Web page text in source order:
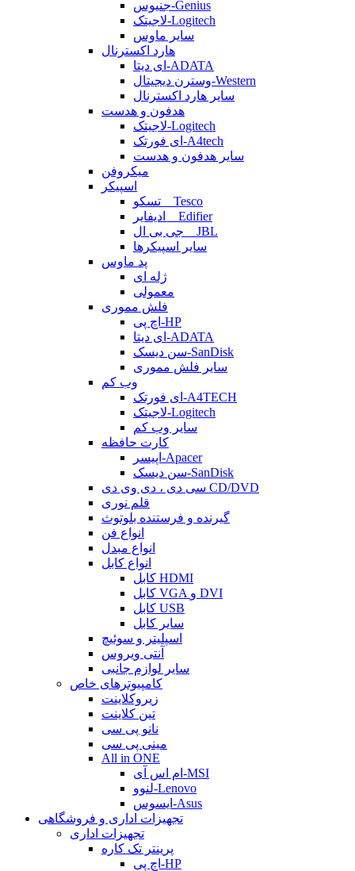
جنیوس-Genius
لاجیتک-Logitech
سایر ماوس
هارد اکسترنال
ای دیتا-ADATA
وسترن دیجیتال-Western
سایر هارد اکسترنال
هدفون و هدست
لاجیتک-Logitech
ای فورتک-A4tech
سایر هدفون و هدست
میکروفن
اسپیکر
تسکو _ Tesco
ادیفایر _ Edifier
جی بی ال _ JBL
سایر اسپیکرها
پد ماوس
ژله ای
معمولی
فلش مموری
اچ پی-HP
ای دیتا-ADATA
سن دیسک-SanDisk
سایر فلش مموری
وب کم
ای فورتک-A4TECH
لاجیتک-Logitech
سایر وب کم
کارت حافظه
اپیسر-Apacer
سن دیسک-SanDisk
سی دی ، دی وی دی CD/DVD
قلم نوری
گیرنده و فرستنده بلوتوث
انواع فن
انواع مبدل
انواع کابل
کابل HDMI
کابل VGA و DVI
کابل USB
سایر کابل
اسپلیتر و سوئیچ
آنتی ویروس
سایر لوازم جانبی
کامپیوترهای خاص
زیروکلاینت
تین کلاینت
نانو پی سی
مینی پی سی
All in ONE
ام اس آی-MSI
لنوو-Lenovo
ایسوس-Asus
تجهیزات اداری و فروشگاهی
تجهیزات اداری
پرینتر تک کاره
اچ پی-HP